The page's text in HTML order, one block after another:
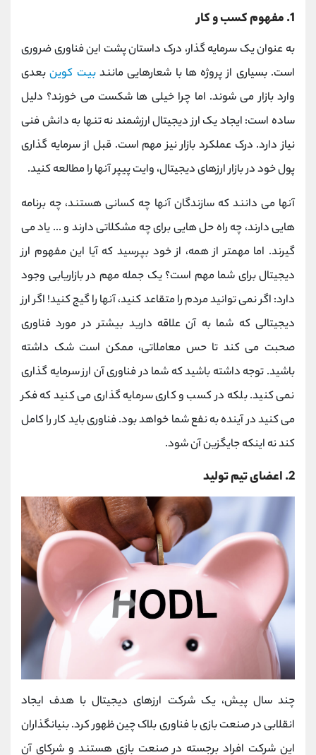
1. مفهوم کسب و کار
به عنوان یک سرمایه گذار، درک داستان پشت این فناوری ضروری
است. بسیاری از پروژه ها با شعارهایی مانندبیت کوینبعدی
وارد بازار می شوند. اما چرا خیلی ها شکست می خورند؟ دلیل
ساده است: ایجاد یک ارز دیجیتال ارزشمند نه تنها به دانش فنی
نیاز دارد. درک عملکرد بازار نیز مهم است. قبل از سرمایه گذاری
پول خود در بازار ارزهای دیجیتال، وایت پیپر آنها را مطالعه کنید.
آنها می دانند که سازندگان آنها چه کسانی هستند، چه برنامه
هایی دارند، چه راه حل هایی برای چه مشکلاتی دارند و ... یاد می
گیرند. اما مهمتر از همه، از خود بپرسید که آیا این مفهوم ارز
دیجیتال برای شما مهم است؟ یک جمله مهم در بازاریابی وجود
دارد: اگر نمی توانید مردم را متقاعد کنید، آنها را گیج کنید! اگر ارز
دیجیتالی که شما به آن علاقه دارید بیشتر در مورد فناوری
صحبت می کند تا حس معاملاتی، ممکن است شک داشته
باشید. توجه داشته باشید که شما در فناوری آن ارز سرمایه گذاری
نمی کنید. بلکه در کسب و کاری سرمایه گذاری می کنید که فکر
می کنید در آینده به نفع شما خواهد بود. فناوری باید کار را کامل
کند نه اینکه جایگزین آن شود.
2. اعضای تیم تولید
چند سال پیش، یک شرکت ارزهای دیجیتال با هدف ایجاد
انقلابی در صنعت بازی با فناوری بلاک چین ظهور کرد. بنیانگذاران
این شرکت افراد برجسته در صنعت بازی هستند و شرکای آن